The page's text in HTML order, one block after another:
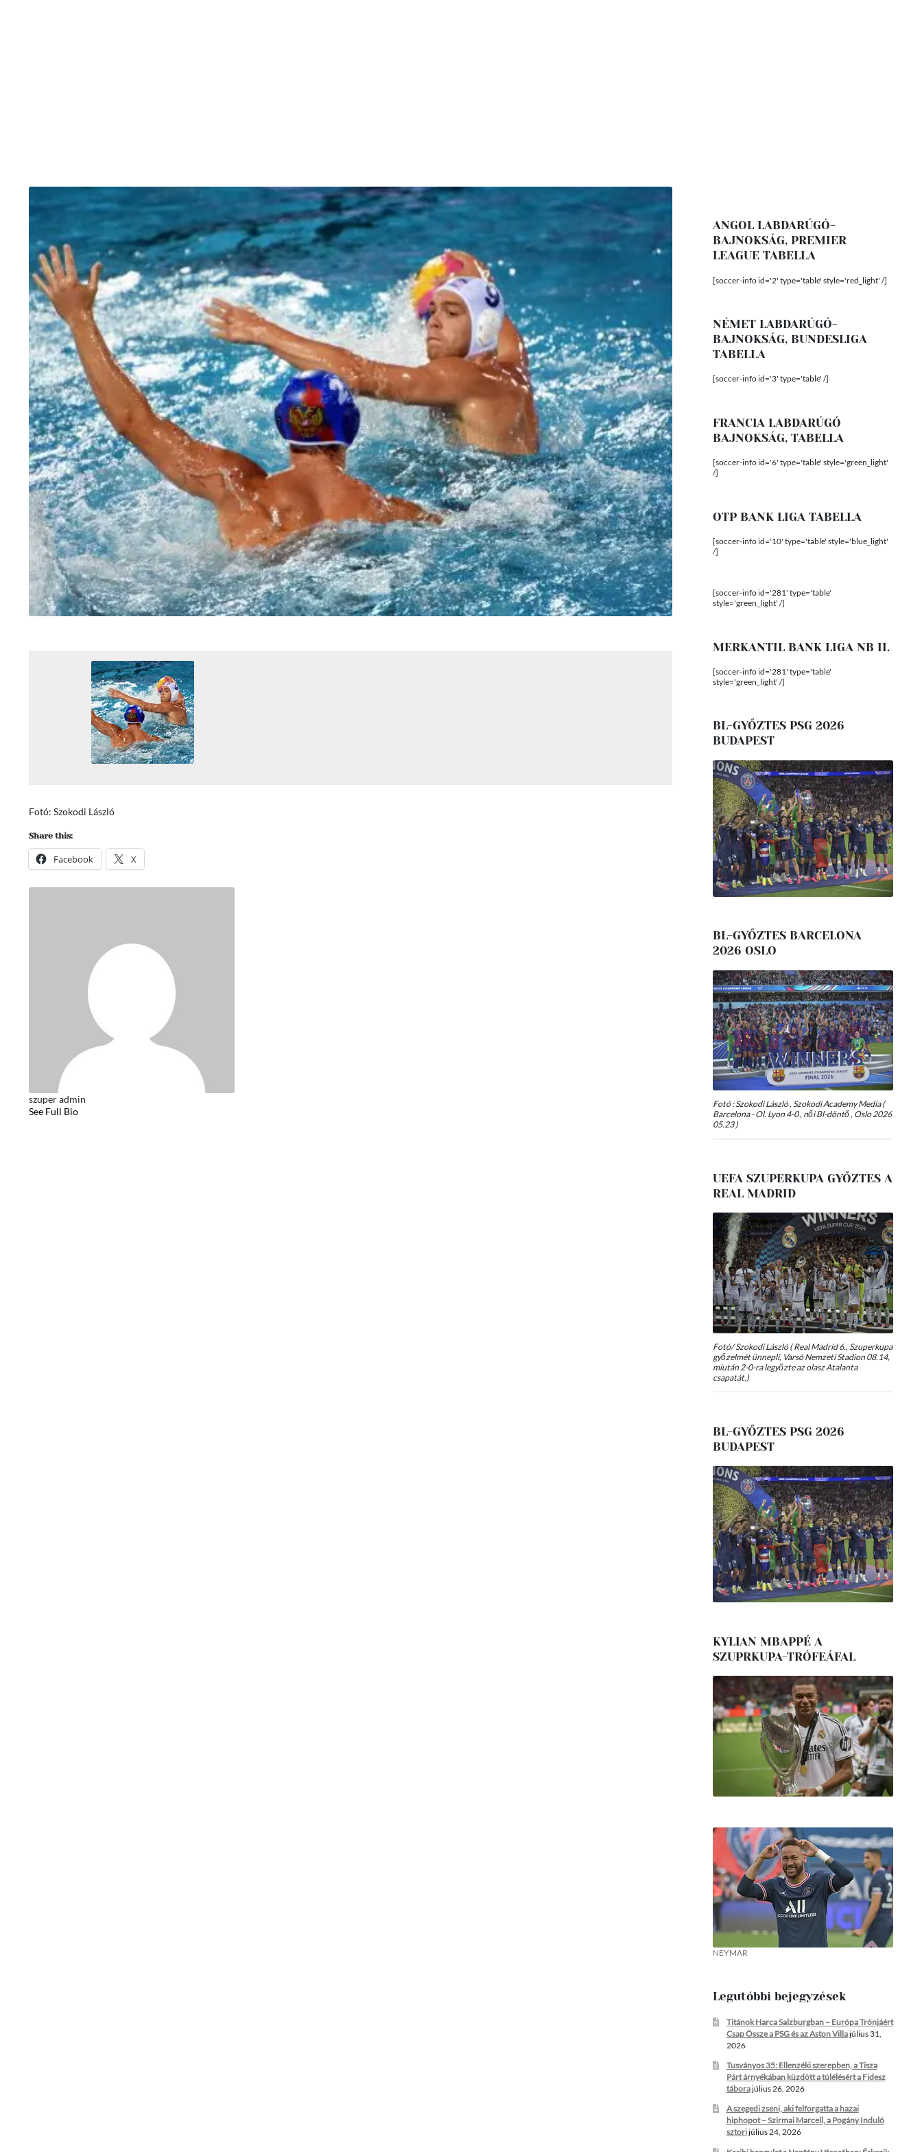
Fotó: Szokodi László
Share this:
Facebook X
szuper admin
See Full Bio
ANGOL LABDARÚGÓ-
BAJNOKSÁG, PREMIER
LEAGUE TABELLA
[soccer-info id='2' type='table' style='red_light' /]
NÉMET LABDARÚGÓ-
BAJNOKSÁG, BUNDESLIGA
TABELLA
[soccer-info id='3' type='table' /]
FRANCIA LABDARÚGÓ
BAJNOKSÁG, TABELLA
[soccer-info id='6' type='table' style='green_light'
/]
OTP BANK LIGA TABELLA
[soccer-info id='10' type='table' style='blue_light'
/]
[soccer-info id='281' type='table'
style='green_light' /]
MERKANTIL BANK LIGA NB II.
[soccer-info id='281' type='table'
style='green_light' /]
BL-GYŐZTES PSG 2026
BUDAPEST
BL-GYŐZTES BARCELONA
2026 OSLO
Fotó : Szokodi László , Szokodi Academy Media (
Barcelona - Ol. Lyon 4-0 , női Bl-döntő , Oslo 2026
05.23 )
UEFA SZUPERKUPA GYŐZTES A
REAL MADRID
Fotó/ Szokodi László ( Real Madrid 6., Szuperkupa
győzelmét ünnepli, Varsó Nemzeti Stadion 08.14,
miután 2-0-ra legyőzte az olasz Atalanta
csapatát.)
BL-GYŐZTES PSG 2026
BUDAPEST
KYLIAN MBAPPÉ A
SZUPRKUPA-TRÓFEÁFAL
NEYMAR
Legutóbbi bejegyzések
Titánok Harca Salzburgban – Európa Trónjáért
Csap Össze a PSG és az Aston Villajúlius 31,
2026
Tusványos 35: Ellenzéki szerepben, a Tisza
Párt árnyékában küzdött a túlélésért a Fidesz
táborajúlius 26, 2026
A szegedi zseni, aki felforgatta a hazai
hiphopot – Szirmai Marcell, a Pogány Induló
sztorijúlius 24, 2026